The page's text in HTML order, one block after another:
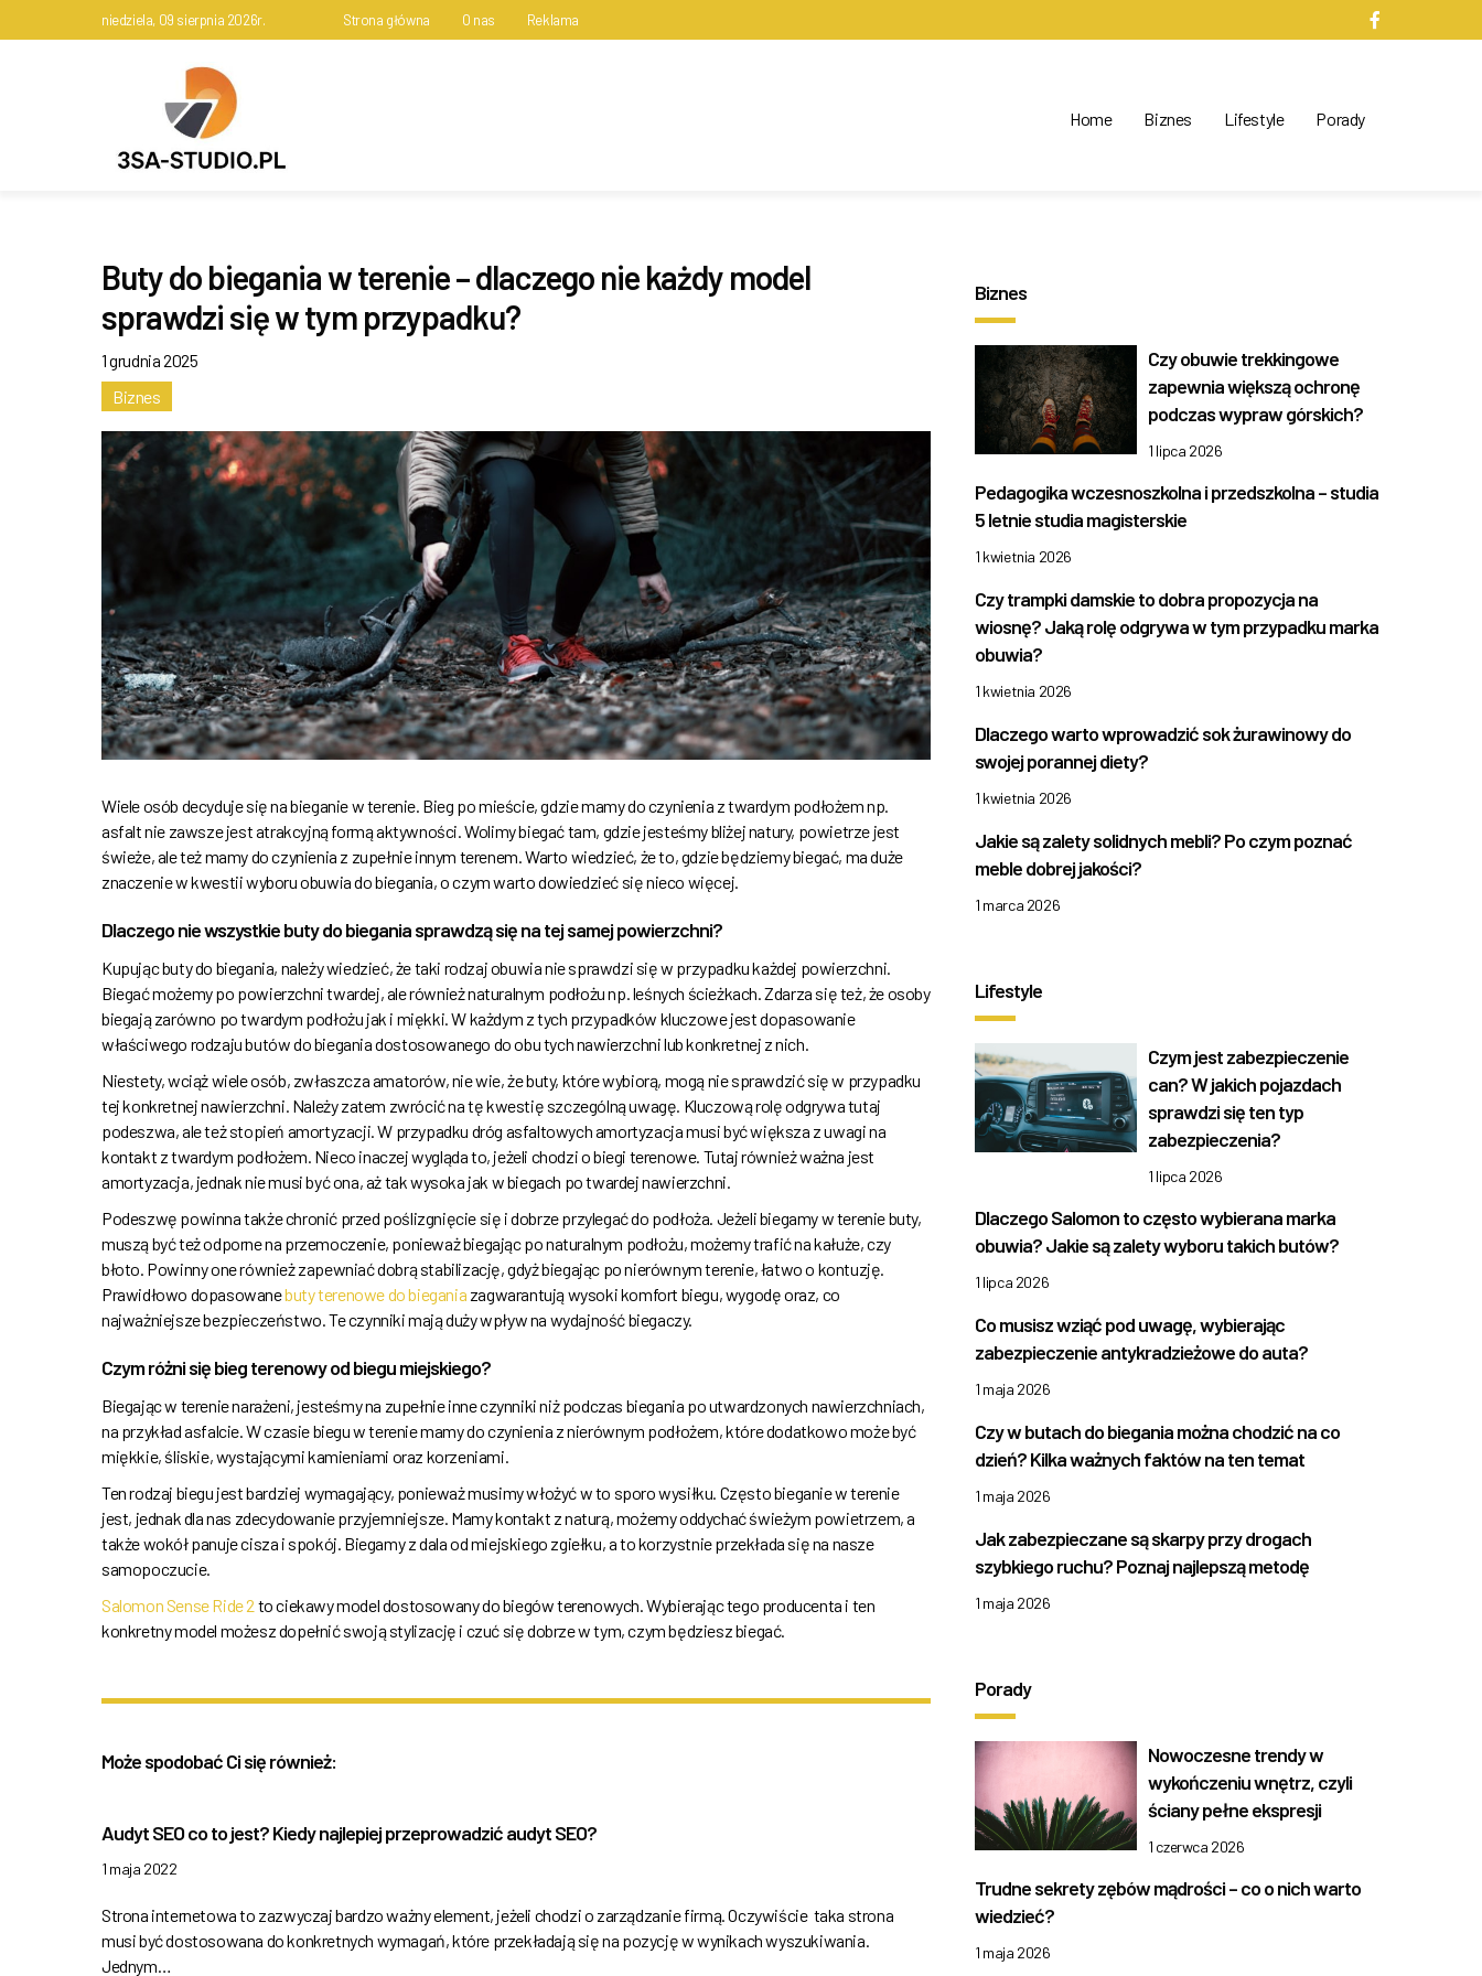
niedziela, 09 sierpnia 2026r. Strona główna O nas Reklama
Home Biznes Lifestyle Porady
Buty do biegania w terenie – dlaczego nie każdy model
sprawdzi się w tym przypadku?
1 grudnia 2025
Biznes
Wiele osób decyduje się na bieganie w terenie. Bieg po mieście, gdzie mamy do czynienia z twardym podłożem np.
asfalt nie zawsze jest atrakcyjną formą aktywności. Wolimy biegać tam, gdzie jesteśmy bliżej natury, powietrze jest
świeże, ale też mamy do czynienia z zupełnie innym terenem. Warto wiedzieć, że to, gdzie będziemy biegać, ma duże
znaczenie w kwestii wyboru obuwia do biegania, o czym warto dowiedzieć się nieco więcej.
Dlaczego nie wszystkie buty do biegania sprawdzą się na tej samej powierzchni?
Kupując buty do biegania, należy wiedzieć, że taki rodzaj obuwia nie sprawdzi się w przypadku każdej powierzchni.
Biegać możemy po powierzchni twardej, ale również naturalnym podłożu np. leśnych ścieżkach. Zdarza się też, że osoby
biegają zarówno po twardym podłożu jak i miękki. W każdym z tych przypadków kluczowe jest dopasowanie
właściwego rodzaju butów do biegania dostosowanego do obu tych nawierzchni lub konkretnej z nich.
Niestety, wciąż wiele osób, zwłaszcza amatorów, nie wie, że buty, które wybiorą, mogą nie sprawdzić się w przypadku
tej konkretnej nawierzchni. Należy zatem zwrócić na tę kwestię szczególną uwagę. Kluczową rolę odgrywa tutaj
podeszwa, ale też stopień amortyzacji. W przypadku dróg asfaltowych amortyzacja musi być większa z uwagi na
kontakt z twardym podłożem. Nieco inaczej wygląda to, jeżeli chodzi o biegi terenowe. Tutaj również ważna jest
amortyzacja, jednak nie musi być ona, aż tak wysoka jak w biegach po twardej nawierzchni.
Podeszwę powinna także chronić przed poślizgnięcie się i dobrze przylegać do podłoża. Jeżeli biegamy w terenie buty,
muszą być też odporne na przemoczenie, ponieważ biegając po naturalnym podłożu, możemy trafić na kałuże, czy
błoto. Powinny one również zapewniać dobrą stabilizację, gdyż biegając po nierównym terenie, łatwo o kontuzję.
Prawidłowo dopasowanebuty terenowe do biegania zagwarantują wysoki komfort biegu, wygodę oraz, co
najważniejsze bezpieczeństwo. Te czynniki mają duży wpływ na wydajność biegaczy.
Czym różni się bieg terenowy od biegu miejskiego?
Biegając w terenie narażeni, jesteśmy na zupełnie inne czynniki niż podczas biegania po utwardzonych nawierzchniach,
na przykład asfalcie. W czasie biegu w terenie mamy do czynienia z nierównym podłożem, które dodatkowo może być
miękkie, śliskie, wystającymi kamieniami oraz korzeniami.
Ten rodzaj biegu jest bardziej wymagający, ponieważ musimy włożyć w to sporo wysiłku. Często bieganie w terenie
jest, jednak dla nas zdecydowanie przyjemniejsze. Mamy kontakt z naturą, możemy oddychać świeżym powietrzem, a
także wokół panuje cisza i spokój. Biegamy z dala od miejskiego zgiełku, a to korzystnie przekłada się na nasze
samopoczucie.
Salomon Sense Ride 2 to ciekawy model dostosowany do biegów terenowych. Wybierając tego producenta i ten
konkretny model możesz dopełnić swoją stylizację i czuć się dobrze w tym, czym będziesz biegać.
Może spodobać Ci się również:
Audyt SEO co to jest? Kiedy najlepiej przeprowadzić audyt SEO?
1 maja 2022
Strona internetowa to zazwyczaj bardzo ważny element, jeżeli chodzi o zarządzanie firmą. Oczywiście taka strona
musi być dostosowana do konkretnych wymagań, które przekładają się na pozycję w wynikach wyszukiwania.
Jednym…
Biznes
Czy obuwie trekkingowe
zapewnia większą ochronę
podczas wypraw górskich?
1 lipca 2026
Pedagogika wczesnoszkolna i przedszkolna – studia
5 letnie studia magisterskie
1 kwietnia 2026
Czy trampki damskie to dobra propozycja na
wiosnę? Jaką rolę odgrywa w tym przypadku marka
obuwia?
1 kwietnia 2026
Dlaczego warto wprowadzić sok żurawinowy do
swojej porannej diety?
1 kwietnia 2026
Jakie są zalety solidnych mebli? Po czym poznać
meble dobrej jakości?
1 marca 2026
Lifestyle
Czym jest zabezpieczenie
can? W jakich pojazdach
sprawdzi się ten typ
zabezpieczenia?
1 lipca 2026
Dlaczego Salomon to często wybierana marka
obuwia? Jakie są zalety wyboru takich butów?
1 lipca 2026
Co musisz wziąć pod uwagę, wybierając
zabezpieczenie antykradzieżowe do auta?
1 maja 2026
Czy w butach do biegania można chodzić na co
dzień? Kilka ważnych faktów na ten temat
1 maja 2026
Jak zabezpieczane są skarpy przy drogach
szybkiego ruchu? Poznaj najlepszą metodę
1 maja 2026
Porady
Nowoczesne trendy w
wykończeniu wnętrz, czyli
ściany pełne ekspresji
1 czerwca 2026
Trudne sekrety zębów mądrości – co o nich warto
wiedzieć?
1 maja 2026